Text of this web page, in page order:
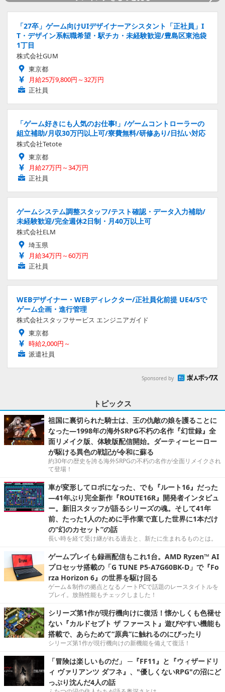
「27卒」ゲーム向けUIデザイナーアシスタント「正社員」I
T・デザイン系転職希望・駅チカ・未経験歓迎/豊島区東池袋
1丁目
株式会社GUM
東京都
月給25万9,800円～32万円
正社員
「ゲーム好きにも人気のお仕事!」/ゲームコントローラーの
組立補助/月収30万円以上可/寮費無料/研修あり/日払い対応
株式会社Tetote
東京都
月給27万円～34万円
正社員
ゲームシステム調整スタッフ/テスト確認・データ入力補助/
未経験歓迎/完全週休2日制・月40万以上可
株式会社ELM
埼玉県
月給34万円～60万円
正社員
WEBデザイナー・WEBディレクター/正社員化前提 UE4/5で
ゲーム企画・進行管理
株式会社スタッフサービス エンジニアガイド
東京都
時給2,000円～
派遣社員
Sponsored by
トピックス
祖国に裏切られた騎士は、王の仇敵の娘を護ることに
なった―1998年の海外SRPG不朽の名作『幻世録』全
面リメイク版、体験版配信開始。ダーティーヒーロー
が駆ける異色の戦記が令和に蘇る
約30年の歴史を誇る海外SRPGの不朽の名作が全面リメイクされ
て登場！
車が変形してロボになった、でも『ルート16』だった
―41年ぶり完全新作『ROUTE16R』開発者インタビュ
ー。新旧スタッフが語るシリーズの魂。そして41年
前、たった1人のために手作業で直した世界に1本だけ
の“幻のカセット”の話
長い時を経て受け継がれる過去と、新たに生まれるものとは。
ゲームプレイも録画配信もこれ1台。AMD Ryzen™ AI
プロセッサ搭載の「G TUNE P5-A7G60BK-D」で『Fo
rza Horizon 6』の世界を駆け回る
ゲーム＆制作の拠点となるノートPCで話題のレースタイトルを
プレイ。放熱性能もチェックしました！
シリーズ第1作が現行機向けに復活！懐かしくも色褪せ
ない『カルドセプト ザ ファースト』遊びやすい機能も
搭載で、あらためて“原典”に触れるのにぴったり
シリーズ第1作が現行機向けの新機能を備えて復活！
「冒険は楽しいものだ」 ─『FF11』と『ウィザードリ
ィ ヴァリアンツ ダフネ』、"優しくないRPG"の沼にど
っぷり沈んだ4人の話